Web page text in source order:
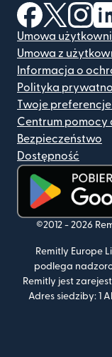
(otwiera się
(otwiera
Umowa
Umowa z
Informacja o
Polityka
Twoje
Centrum
Bezpieczeństwo
Dostępność
(otwiera się w
©2012 - 2026
Remitly Europe
podlega
Remitly jest
Adres siedziby: 1